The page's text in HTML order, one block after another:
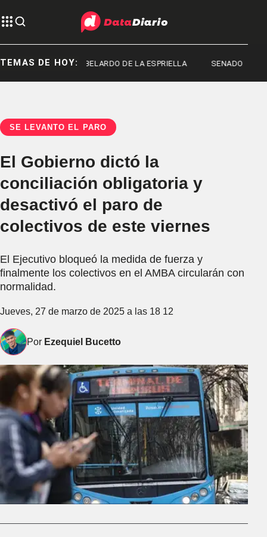
TEMAS DE HOY:ABELARDO DE LA ESPRIELLA SENADO
SE LEVANTÓ EL PARO
El Gobierno dictó la
conciliación obligatoria y
desactivó el paro de
colectivos de este viernes
El Ejecutivo bloqueó la medida de fuerza y
finalmente los colectivos en el AMBA circularán con
normalidad.
Jueves, 27 de marzo de 2025 a las 18 12
Por Ezequiel Bucetto